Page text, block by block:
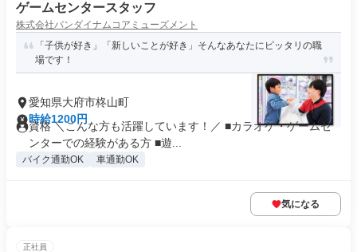
ゲームセンタースタッフ
株式会社バンダイナムコアミューズメント
「子供が好き」「新しいことが好き」そんなあなたにピッタリの職
場です！
愛知県大府市柊山町
時給1200円
資格 ＼こんな方も活躍しています！／ ■カラオケ・ゲームセ
ンターでの経験がある方 ■遊...
バイク通勤OK 車通勤OK
気になる
正社員